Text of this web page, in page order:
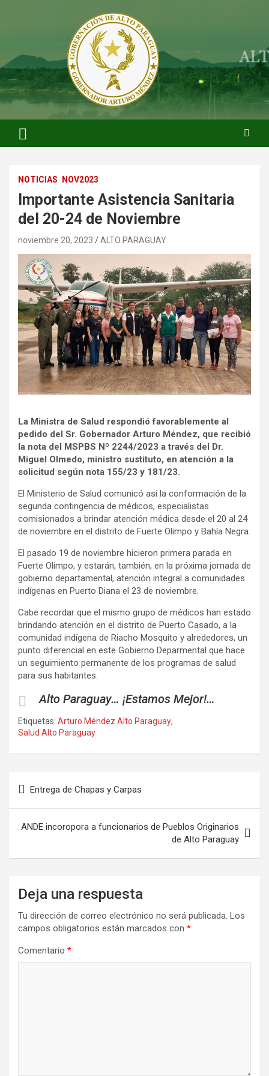
ARTUROMENDEZ.ORG
ARTURO MENDEZ GOBERNADOR 2023
NOTICIAS NOV2023
Importante Asistencia Sanitaria
del 20-24 de Noviembre
noviembre 20, 2023 ALTO PARAGUAY
La Ministra de Salud respondió favorablemente al
pedido del Sr. Gobernador Arturo Méndez, que recibió
la nota del MSPBS Nº 2244/2023 a través del Dr.
Miguel Olmedo, ministro sustituto, en atención a la
solicitud según nota 155/23 y 181/23.
El Ministerio de Salud comunicó así la conformación de la
segunda contingencia de médicos, especialistas
comisionados a brindar atención médica desde el 20 al 24
de noviembre en el distrito de Fuerte Olimpo y Bahía Negra.
El pasado 19 de noviembre hicieron primera parada en
Fuerte Olimpo, y estarán, también, en la próxima jornada de
gobierno departamental, atención integral a comunidades
indígenas en Puerto Diana el 23 de noviembre.
Cabe recordar que el mismo grupo de médicos han estado
brindando atención en el distrito de Puerto Casado, a la
comunidad indígena de Riacho Mosquito y alrededores, un
punto diferencial en este Gobierno Deparmental que hace
un seguimiento permanente de los programas de salud
para sus habitantes.
Alto Paraguay… ¡Estamos Mejor!…
Etiquetas: Arturo Méndez Alto Paraguay,
Salud Alto Paraguay
Navegación
entradas
Entrega de Chapas y Carpas
ANDE incoropora a funcionarios de Pueblos Originarios
de Alto Paraguay
Deja una respuesta
Tu dirección de correo electrónico no será publicada. Los
campos obligatorios están marcados con *
Comentario *